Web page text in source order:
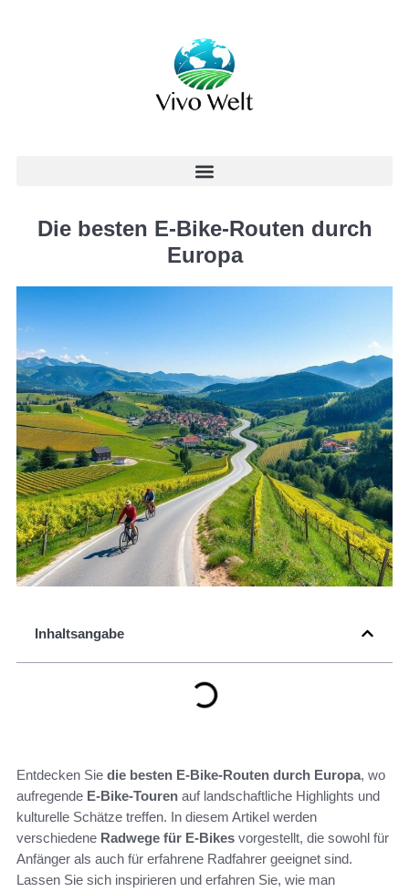
Die besten E-Bike-Routen durch
Europa
Inhaltsangabe
Entdecken Sie die besten E-Bike-Routen durch Europa, wo
aufregende E-Bike-Touren auf landschaftliche Highlights und
kulturelle Schätze treffen. In diesem Artikel werden
verschiedene Radwege für E-Bikes vorgestellt, die sowohl für
Anfänger als auch für erfahrene Radfahrer geeignet sind.
Lassen Sie sich inspirieren und erfahren Sie, wie man